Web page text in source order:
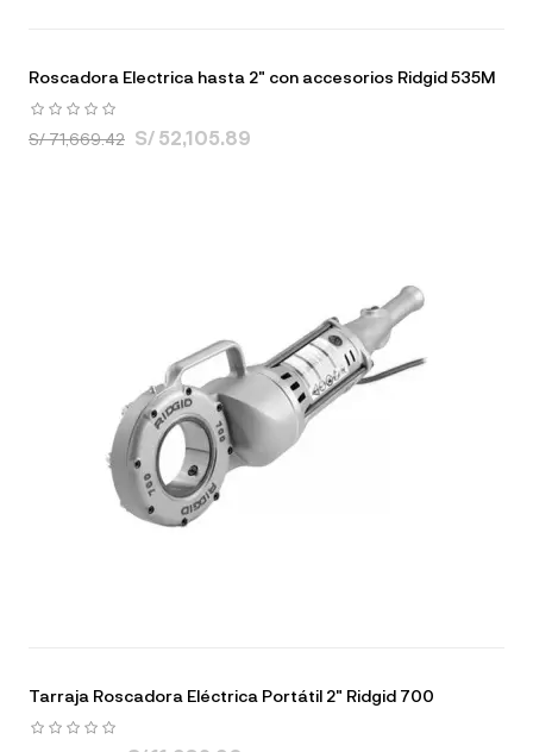
Roscadora Electrica hasta 2" con accesorios Ridgid 535M
S/ 71,669.42 S/ 52,105.89
Tarraja Roscadora Eléctrica Portátil 2" Ridgid 700